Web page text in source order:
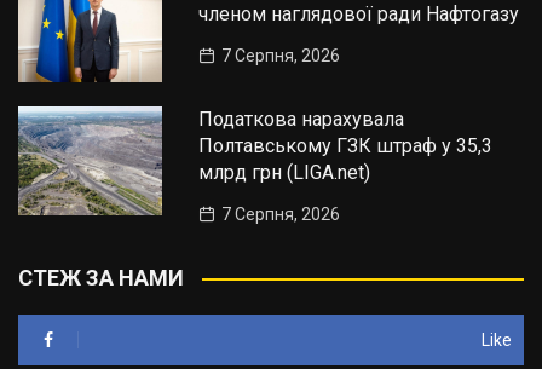
членом наглядової ради Нафтогазу
7 Серпня, 2026
Податкова нарахувала
Полтавському ГЗК штраф у 35,3
млрд грн (LIGA.net)
7 Серпня, 2026
СТЕЖ ЗА НАМИ
Like